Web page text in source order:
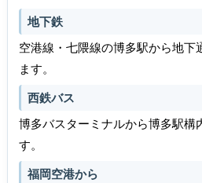
地下鉄
空港線・七隈線の博多駅から地下
ます。
西鉄バス
博多バスターミナルから博多駅構
す。
福岡空港から